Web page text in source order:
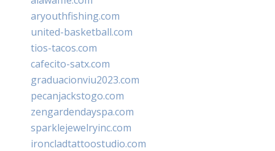
aryouthfishing.com
united-basketball.com
tios-tacos.com
cafecito-satx.com
graduacionviu2023.com
pecanjackstogo.com
zengardendayspa.com
sparklejewelryinc.com
ironcladtattoostudio.com